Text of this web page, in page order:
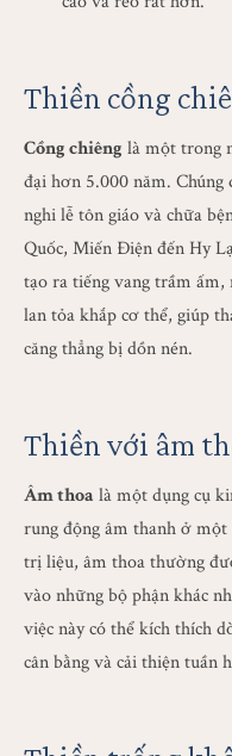
Thiền cồng
Cồng chiêng là một trong
đại hơn 5.000 năm.
nghi lễ tôn giáo và chữa
Quốc, Miến Điện đến Hy
tạo ra tiếng vang trầm ấm,
lan tỏa khắp cơ thể, giúp
căng thẳng bị dồn nén.
Thiền với âm
Âm thoa là một dụng cụ
rung động âm thanh ở
trị liệu, âm thoa thường
vào những bộ phận khác
việc này có thể kích thích
cân bằng và cải thiện tuần